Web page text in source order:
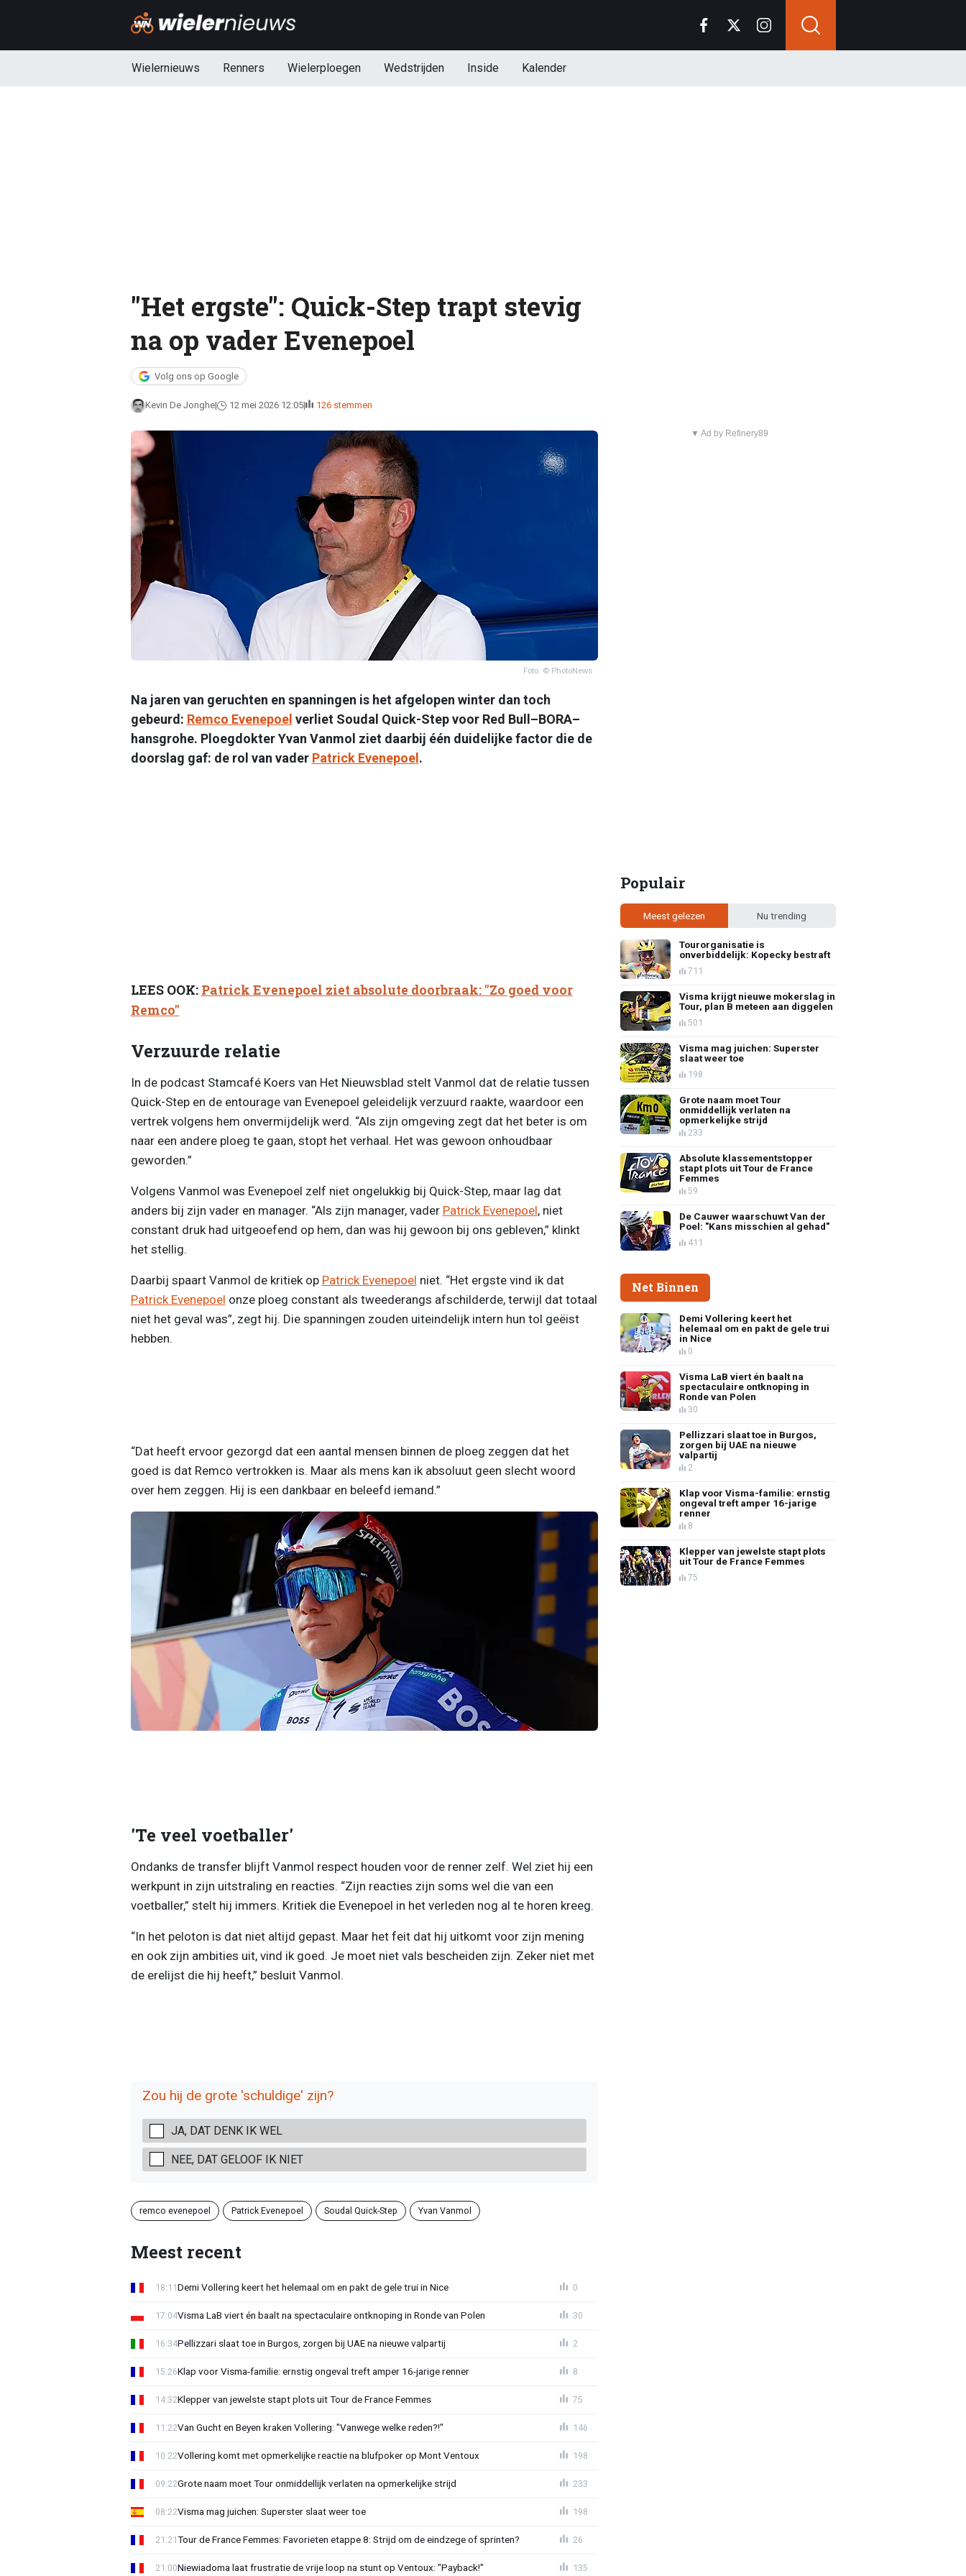
Wielernieuws Renners Wielerploegen Wedstrijden Inside Kalender
"Het ergste": Quick-Step trapt stevig
na op vader Evenepoel
Volg ons op Google
Kevin De Jonghe 12 mei 2026 12:05 126 stemmen
Foto: © PhotoNews
Na jaren van geruchten en spanningen is het afgelopen winter dan toch
gebeurd: Remco Evenepoel verliet Soudal Quick-Step voor Red Bull–BORA–
hansgrohe. Ploegdokter Yvan Vanmol ziet daarbij één duidelijke factor die de
doorslag gaf: de rol van vader Patrick Evenepoel.
LEES OOK: Patrick Evenepoel ziet absolute doorbraak: "Zo goed voor
Remco"
Verzuurde relatie
In de podcast Stamcafé Koers van Het Nieuwsblad stelt Vanmol dat de relatie tussen
Quick-Step en de entourage van Evenepoel geleidelijk verzuurd raakte, waardoor een
vertrek volgens hem onvermijdelijk werd. “Als zijn omgeving zegt dat het beter is om
naar een andere ploeg te gaan, stopt het verhaal. Het was gewoon onhoudbaar
geworden.”
Volgens Vanmol was Evenepoel zelf niet ongelukkig bij Quick-Step, maar lag dat
anders bij zijn vader en manager. “Als zijn manager, vader Patrick Evenepoel, niet
constant druk had uitgeoefend op hem, dan was hij gewoon bij ons gebleven,” klinkt
het stellig.
Daarbij spaart Vanmol de kritiek op Patrick Evenepoel niet. “Het ergste vind ik dat
Patrick Evenepoel onze ploeg constant als tweederangs afschilderde, terwijl dat totaal
niet het geval was”, zegt hij. Die spanningen zouden uiteindelijk intern hun tol geëist
hebben.
“Dat heeft ervoor gezorgd dat een aantal mensen binnen de ploeg zeggen dat het
goed is dat Remco vertrokken is. Maar als mens kan ik absoluut geen slecht woord
over hem zeggen. Hij is een dankbaar en beleefd iemand.”
'Te veel voetballer'
Ondanks de transfer blijft Vanmol respect houden voor de renner zelf. Wel ziet hij een
werkpunt in zijn uitstraling en reacties. “Zijn reacties zijn soms wel die van een
voetballer,” stelt hij immers. Kritiek die Evenepoel in het verleden nog al te horen kreeg.
“In het peloton is dat niet altijd gepast. Maar het feit dat hij uitkomt voor zijn mening
en ook zijn ambities uit, vind ik goed. Je moet niet vals bescheiden zijn. Zeker niet met
de erelijst die hij heeft,” besluit Vanmol.
Zou hij de grote 'schuldige' zijn?
JA, DAT DENK IK WEL
NEE, DAT GELOOF IK NIET
remco evenepoel Patrick Evenepoel Soudal Quick-Step Yvan Vanmol
Meest recent
Demi Vollering keert het helemaal om en pakt de gele trui in Nice
18:11 0
Visma LaB viert én baalt na spectaculaire ontknoping in Ronde van Polen
17:04 30
Pellizzari slaat toe in Burgos, zorgen bij UAE na nieuwe valpartij
16:34 2
Klap voor Visma-familie: ernstig ongeval treft amper 16-jarige renner
15:26 8
Klepper van jewelste stapt plots uit Tour de France Femmes
14:32 75
Van Gucht en Beyen kraken Vollering: "Vanwege welke reden?!"
11:22 146
Vollering komt met opmerkelijke reactie na blufpoker op Mont Ventoux
10:22 198
Grote naam moet Tour onmiddellijk verlaten na opmerkelijke strijd
09:22 233
Visma mag juichen: Superster slaat weer toe
08:22 198
Tour de France Femmes: Favorieten etappe 8: Strijd om de eindzege of sprinten?
21:21 26
Niewiadoma laat frustratie de vrije loop na stunt op Ventoux: "Payback!"
21:00 135
▼ Ad by Refinery89
Populair
Meest gelezen Nu trending
Tourorganisatie is
onverbiddelijk: Kopecky bestraft
711
Visma krijgt nieuwe mokerslag in
Tour, plan B meteen aan diggelen
501
Visma mag juichen: Superster
slaat weer toe
198
Grote naam moet Tour
onmiddellijk verlaten na
opmerkelijke strijd
233
Absolute klassementstopper
stapt plots uit Tour de France
Femmes
59
De Cauwer waarschuwt Van der
Poel: "Kans misschien al gehad"
411
Net Binnen
Demi Vollering keert het
helemaal om en pakt de gele trui
in Nice
0
Visma LaB viert én baalt na
spectaculaire ontknoping in
Ronde van Polen
30
Pellizzari slaat toe in Burgos,
zorgen bij UAE na nieuwe
valpartij
2
Klap voor Visma-familie: ernstig
ongeval treft amper 16-jarige
renner
8
Klepper van jewelste stapt plots
uit Tour de France Femmes
75